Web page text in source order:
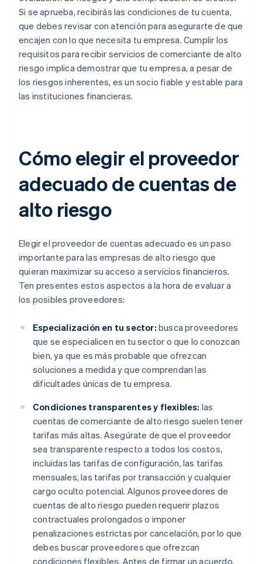
Si se aprueba, recibirás las condiciones de tu cuenta,
que debes revisar con atención para asegurarte de que
encajen con lo que necesita tu empresa. Cumplir los
requisitos para recibir servicios de comerciante de alto
riesgo implica demostrar que tu empresa, a pesar de
los riesgos inherentes, es un socio fiable y estable para
las instituciones financieras.
Cómo elegir el proveedor
adecuado de cuentas de
alto riesgo
Elegir el proveedor de cuentas adecuado es un paso
importante para las empresas de alto riesgo que
quieran maximizar su acceso a servicios financieros.
Ten presentes estos aspectos a la hora de evaluar a
los posibles proveedores:
Especialización en tu sector: busca proveedores
que se especialicen en tu sector o que lo conozcan
bien, ya que es más probable que ofrezcan
soluciones a medida y que comprendan las
dificultades únicas de tu empresa.
Condiciones transparentes y flexibles: las
cuentas de comerciante de alto riesgo suelen tener
tarifas más altas. Asegúrate de que el proveedor
sea transparente respecto a todos los costos,
incluidas las tarifas de configuración, las tarifas
mensuales, las tarifas por transacción y cualquier
cargo oculto potencial. Algunos proveedores de
cuentas de alto riesgo pueden requerir plazos
contractuales prolongados o imponer
penalizaciones estrictas por cancelación, por lo que
debes buscar proveedores que ofrezcan
condiciones flexibles. Antes de firmar un acuerdo,